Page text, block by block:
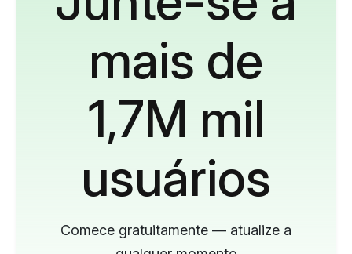
mais de
1,7M mil
usuários
Comece gratuitamente — atualize a